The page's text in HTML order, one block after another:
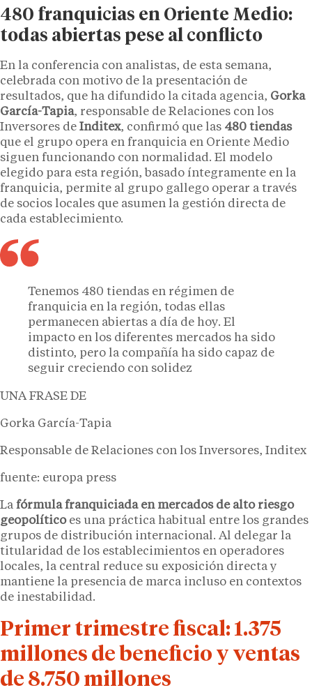
480 franquicias en Oriente Medio:
todas abiertas pese al conflicto
En la conferencia con analistas, de esta semana,
celebrada con motivo de la presentación de
resultados, que ha difundido la citada agencia, Gorka
García-Tapia, responsable de Relaciones con los
Inversores de Inditex, confirmó que las 480 tiendas
que el grupo opera en franquicia en Oriente Medio
siguen funcionando con normalidad. El modelo
elegido para esta región, basado íntegramente en la
franquicia, permite al grupo gallego operar a través
de socios locales que asumen la gestión directa de
cada establecimiento.
Tenemos 480 tiendas en régimen de
franquicia en la región, todas ellas
permanecen abiertas a día de hoy. El
impacto en los diferentes mercados ha sido
distinto, pero la compañía ha sido capaz de
seguir creciendo con solidez
UNA FRASE DE
Gorka García-Tapia
Responsable de Relaciones con los Inversores, Inditex
fuente: europa press
La fórmula franquiciada en mercados de alto riesgo
geopolíticoes una práctica habitual entre los grandes
grupos de distribución internacional. Al delegar la
titularidad de los establecimientos en operadores
locales, la central reduce su exposición directa y
mantiene la presencia de marca incluso en contextos
de inestabilidad.
Primer trimestre fiscal: 1.375
millones de beneficio y ventas
de 8.750 millones